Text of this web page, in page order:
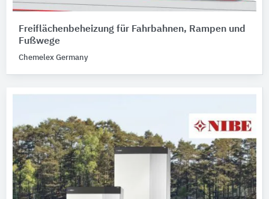
Freiflächenbeheizung für Fahrbahnen, Rampen und
Fußwege
Chemelex Germany